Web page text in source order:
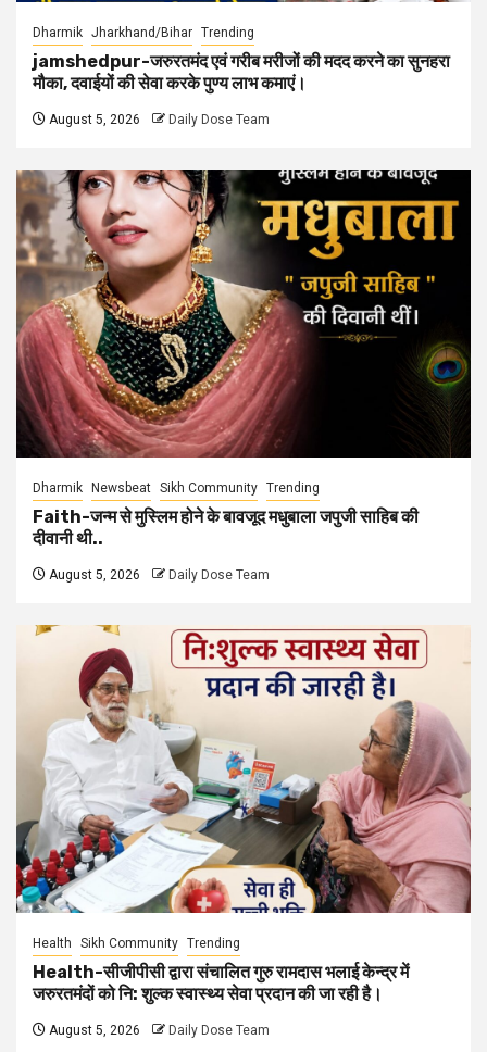
Dharmik Jharkhand/Bihar Trending
jamshedpur-जरुरतमंद एवं गरीब मरीजों की मदद करने का सुनहरा
मौका, दवाईयों की सेवा करके पुण्य लाभ कमाएं।
August 5, 2026 Daily Dose Team
Dharmik Newsbeat Sikh Community Trending
Faith-जन्म से मुस्लिम होने के बावजूद मधुबाला जपुजी साहिब की
दीवानी थी..
August 5, 2026 Daily Dose Team
Health Sikh Community Trending
Health-सीजीपीसी द्वारा संचालित गुरु रामदास भलाई केन्द्र में
जरुरतमंदों को नि: शुल्क स्वास्थ्य सेवा प्रदान की जा रही है।
August 5, 2026 Daily Dose Team